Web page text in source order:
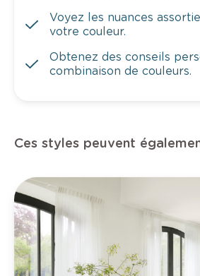
Voyez les nuances
votre couleur.
Obtenez des conseils
combinaison de couleurs.
Ces styles peuvent